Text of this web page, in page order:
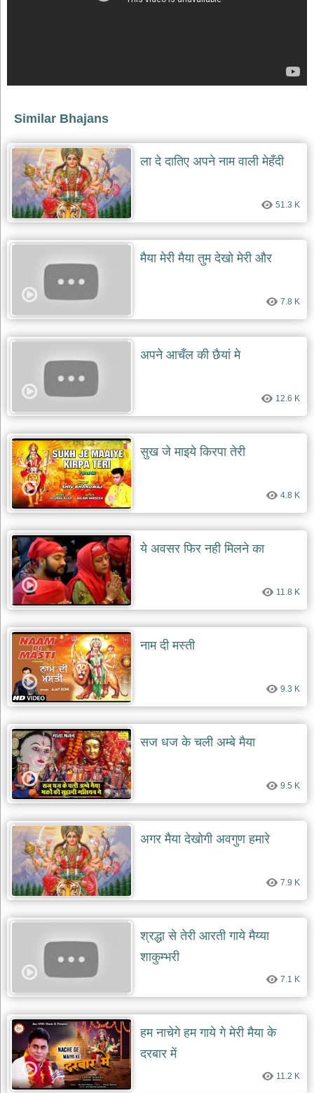
Similar Bhajans
ला दे दातिए अपने नाम वाली मेहँदी
51.3 K
मैया मेरी मैया तुम देखो मेरी और
7.8 K
अपने आचँल की छैयां मे
12.6 K
सुख जे माइये किरपा तेरी
4.8 K
ये अवसर फिर नही मिलने का
11.8 K
नाम दी मस्ती
9.3 K
सज धज के चली अम्बे मैया
9.5 K
अगर मैया देखोगी अवगुण हमारे
7.9 K
श्रद्धा से तेरी आरती गाये मैय्या
शाकुम्भरी
7.1 K
हम नाचेगे हम गाये गे मेरी मैया के
दरबार में
11.2 K